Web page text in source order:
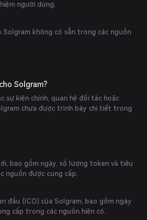
người dùng.
không có sẵn trong các nguồn
Solgram?
sự kiện chính, quan hệ đối tác hoặc
chưa được trình bày chi tiết trong
bao gồm ngày, số lượng token và tiêu
nguồn được cung cấp.
đầu (ICO) của Solgram, bao gồm ngày
cấp trong các nguồn hiện có.